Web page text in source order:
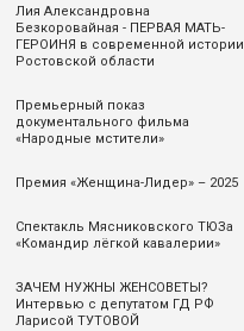
Лия Александровна
Безкоровайная - ПЕРВАЯ МАТЬ-
ГЕРОИНЯ в современной истории
Ростовской области
Премьерный показ
документального фильма
«Народные мстители»
Премия «Женщина-Лидер» – 2025
Спектакль Мясниковского ТЮЗа
«Командир лёгкой кавалерии»
ЗАЧЕМ НУЖНЫ ЖЕНСОВЕТЫ?
Интервью с депутатом ГД РФ
Ларисой ТУТОВОЙ